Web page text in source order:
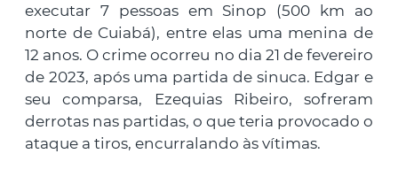
executar 7 pessoas em Sinop (500 km ao
norte de Cuiabá), entre elas uma menina de
12 anos. O crime ocorreu no dia 21 de fevereiro
de 2023, após uma partida de sinuca. Edgar e
seu comparsa, Ezequias Ribeiro, sofreram
derrotas nas partidas, o que teria provocado o
ataque a tiros, encurralando às vítimas.